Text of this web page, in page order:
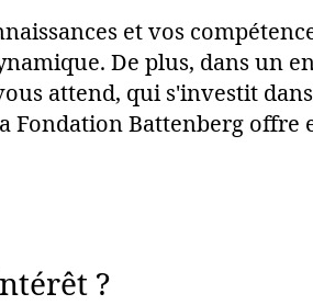
et vos
De plus, dans un
attend, qui s'investit
Fondation Battenberg offre
?